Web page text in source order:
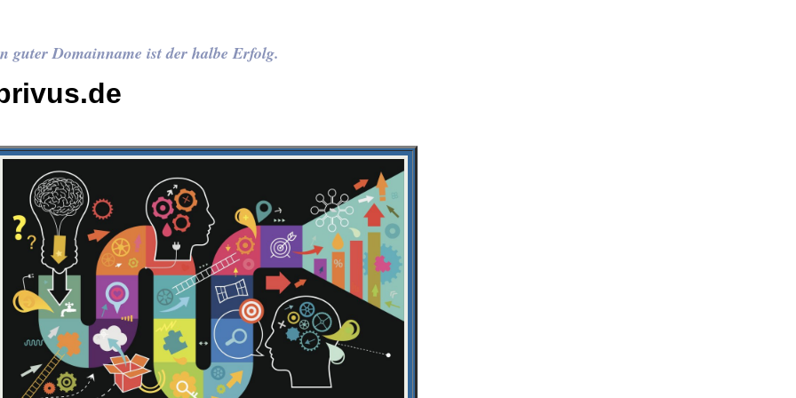
guter Domainname ist der halbe Erfolg.